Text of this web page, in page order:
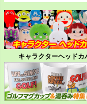
キャラクターヘッドカ